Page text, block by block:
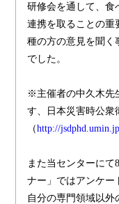
研修会を通して、食
連携を取ることの重
種の方の意見を聞く
でした。
※主催者の中久木先
す、日本災害時公衆
（http://
また当センターにて
ナー」ではアンケー
自分の専門領域以外